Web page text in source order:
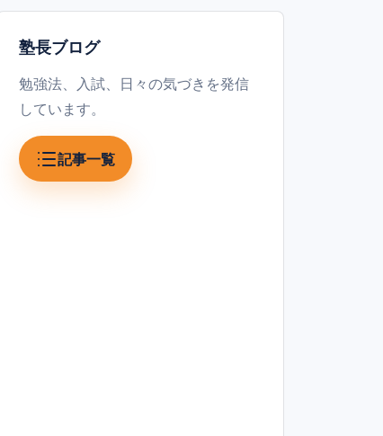
塾長ブログ
勉強法、入試、日々の気づきを発信
しています。
記事一覧